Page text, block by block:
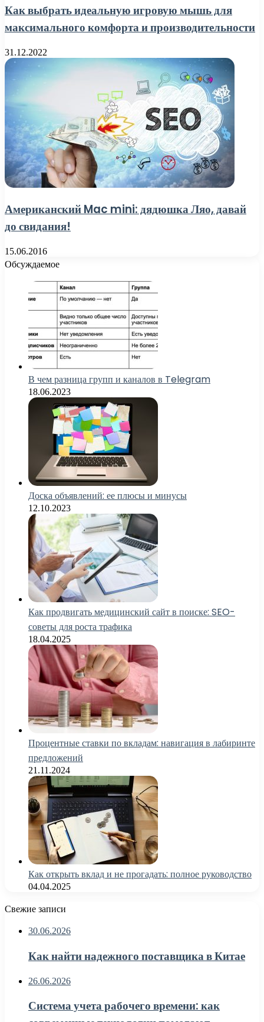
Как выбрать идеальную игровую мышь для
максимального комфорта и производительности
31.12.2022
Американский Mac mini: дядюшка Ляо, давай
до свидания!
15.06.2016
Обсуждаемое
В чем разница групп и каналов в Telegram
18.06.2023
Доска объявлений: ее плюсы и минусы
12.10.2023
Как продвигать медицинский сайт в поиске: SEO-
советы для роста трафика
18.04.2025
Процентные ставки по вкладам: навигация в лабиринте
предложений
21.11.2024
Как открыть вклад и не прогадать: полное руководство
04.04.2025
Свежие записи
30.06.2026
Как найти надежного поставщика в Китае
26.06.2026
Система учета рабочего времени: как